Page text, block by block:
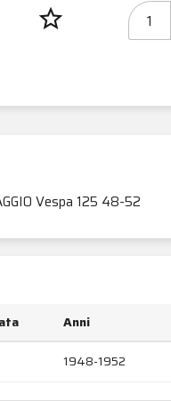
star_border
Vespa 125 48-52
Anni
1948-1952